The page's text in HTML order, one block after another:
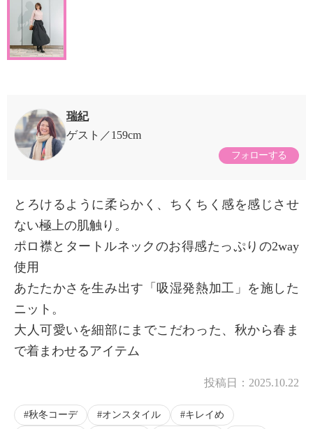
瑞紀
ゲスト
159cm
フォローする
とろけるように柔らかく、ちくちく感を感じさせ
ない極上の肌触り。
ポロ襟とタートルネックのお得感たっぷりの2way
使用
あたたかさを生み出す「吸湿発熱加工」を施した
ニット。
大人可愛いを細部にまでこだわった、秋から春ま
で着まわせるアイテム
投稿日： 2025.10.22
秋冬コーデ オンスタイル
キレイめ